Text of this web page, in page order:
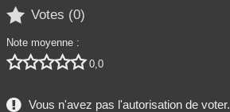
 Votes (0)
Note moyenne :
 0,0
Vous n'avez pas l'autorisation de voter.